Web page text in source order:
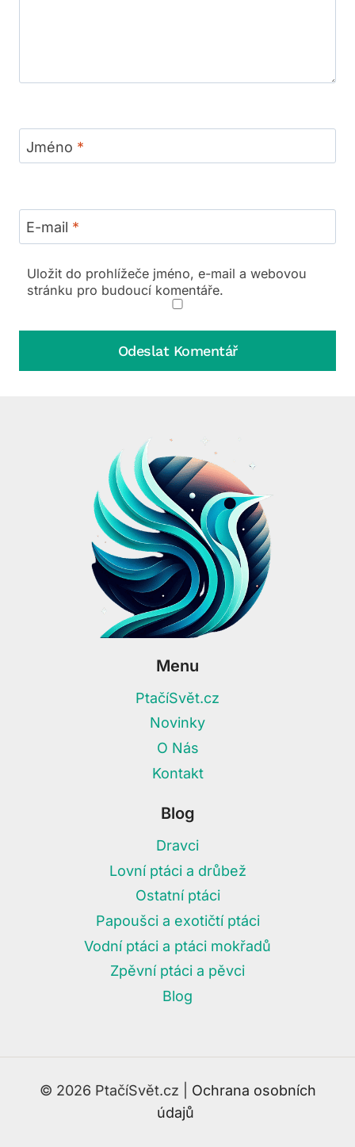
Jméno *
E-mail *
Uložit do prohlížeče jméno, e-mail a webovou
stránku pro budoucí komentáře.
Menu
PtačíSvět.cz
Novinky
O Nás
Kontakt
Blog
Dravci
Lovní ptáci a drůbež
Ostatní ptáci
Papoušci a exotičtí ptáci
Vodní ptáci a ptáci mokřadů
Zpěvní ptáci a pěvci
Blog
© 2026 PtačíSvět.cz | Ochrana osobních
údajů